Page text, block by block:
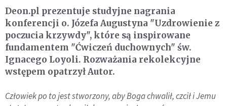
Deon.pl prezentuje studyjne nagrania
konferencji o. Józefa Augustyna "Uzdrowienie z
poczucia krzywdy", które są inspirowane
fundamentem "Ćwiczeń duchownych" św.
Ignacego Loyoli. Rozważania rekolekcyjne
wstępem opatrzył Autor.
Człowiek po to jest stworzony, aby Boga chwalił, czcił i Jemu